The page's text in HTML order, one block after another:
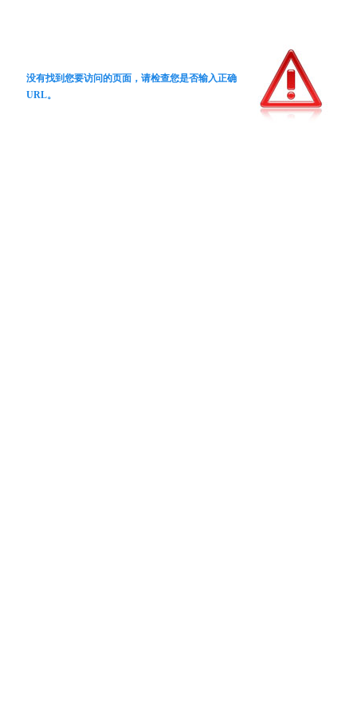
没有找到您要访问的页面，请检查您是否输入正确
URL。